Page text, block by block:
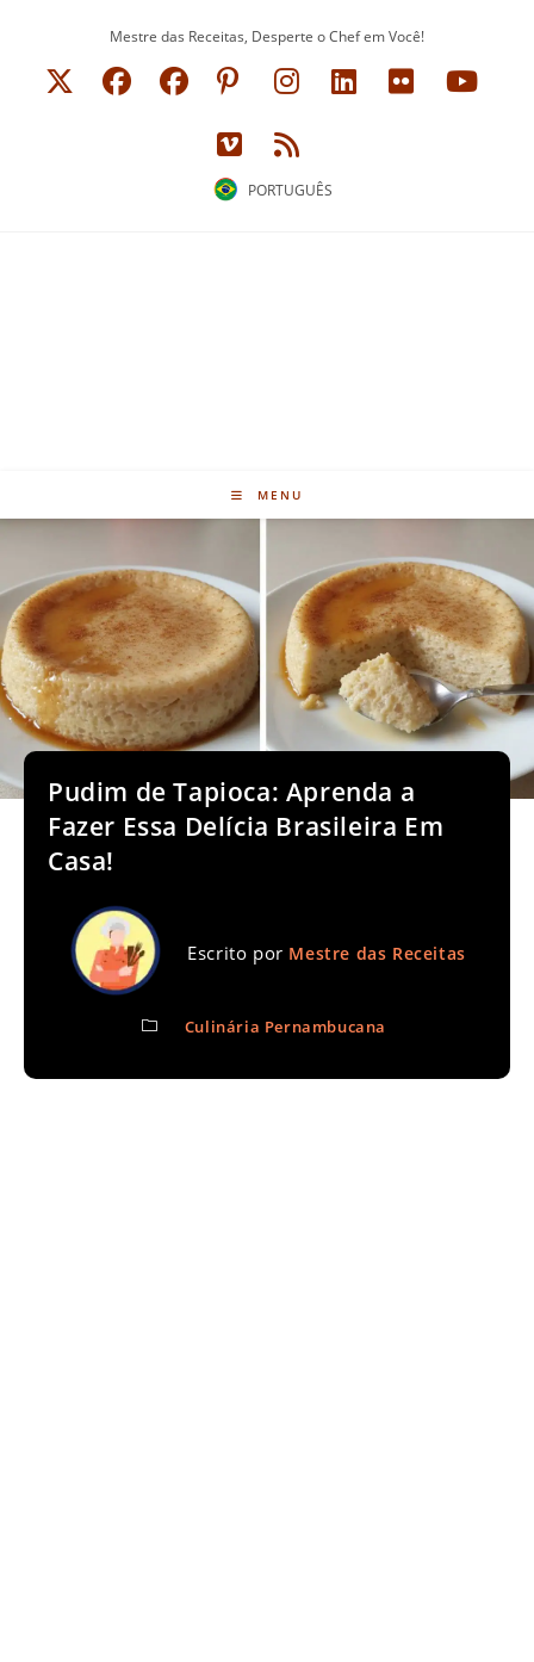
Mestre das Receitas, Desperte o Chef em Você!
PORTUGUÊS
MENU
Pudim de Tapioca: Aprenda a
Fazer Essa Delícia Brasileira Em
Casa!
Escrito por Mestre das Receitas
Culinária Pernambucana